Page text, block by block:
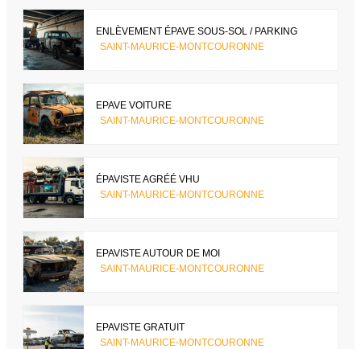
ENLÈVEMENT ÉPAVE SOUS-SOL / PARKING
SAINT-MAURICE-MONTCOURONNE
EPAVE VOITURE
SAINT-MAURICE-MONTCOURONNE
ÉPAVISTE AGRÉÉ VHU
SAINT-MAURICE-MONTCOURONNE
EPAVISTE AUTOUR DE MOI
SAINT-MAURICE-MONTCOURONNE
EPAVISTE GRATUIT
SAINT-MAURICE-MONTCOURONNE